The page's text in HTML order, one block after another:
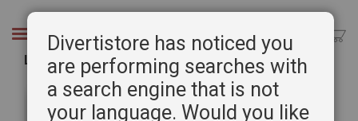
Chercher
Le livre des ombres
Passer
Divertistore has noticed you
are performing searches with
a search engine that is not
your language. Would you like